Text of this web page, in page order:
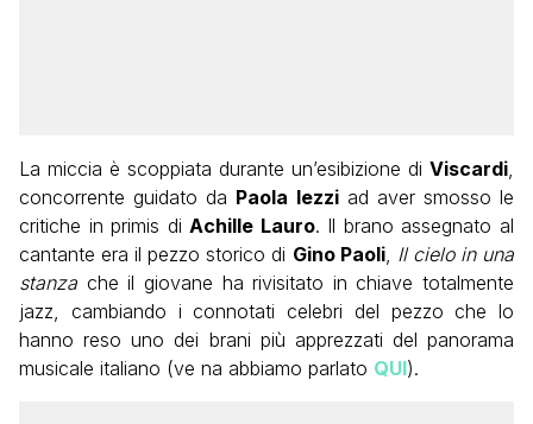
La miccia è scoppiata durante un’esibizione di Viscardi,
concorrente guidato da Paola Iezziad aver smosso le
critiche in primis diAchille Lauro. Il brano assegnato al
cantante era il pezzo storico di Gino Paoli, Il cielo in una
stanza che il giovane ha rivisitato in chiave totalmente
jazz, cambiando i connotati celebri del pezzo che lo
hanno reso uno dei brani più apprezzati del panorama
musicale italiano (ve na abbiamo parlato QUI).